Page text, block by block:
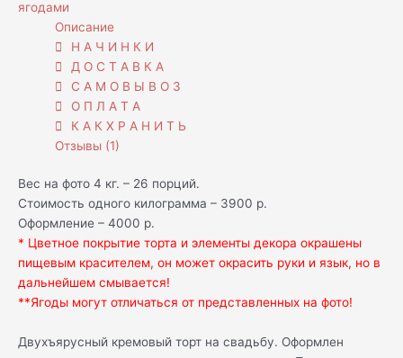
ягодами
Описание
Н А Ч И Н К И
Д О С Т А В К А
С А М О В Ы В О З
О П Л А Т А
К А К Х Р А Н И Т Ь
Отзывы (1)
Вес на фото 4 кг. – 26 порций.
Стоимость одного килограмма – 3900 р.
Оформление – 4000 р.
* Цветное покрытие торта и элементы декора окрашены
пищевым красителем, он может окрасить руки и язык, но в
дальнейшем смывается!
**Ягоды могут отличаться от представленных на фото!
Двухъярусный кремовый торт на свадьбу. Оформлен